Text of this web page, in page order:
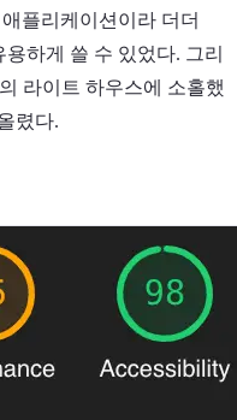
플리케이션이라 더더
하게 쓸 수 있었다. 그리
라이트 하우스에 소홀했
렸다.